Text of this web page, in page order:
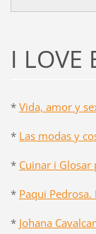
I LOVE
* Vida, amor y
* Las modas y
* Cuinar i
* Paqui
* Johana